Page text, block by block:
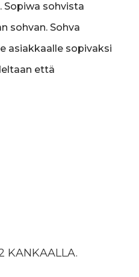
sohvista
sohvan. Sohva
asiakkaalle sopivaksi
että
KANKAALLA.